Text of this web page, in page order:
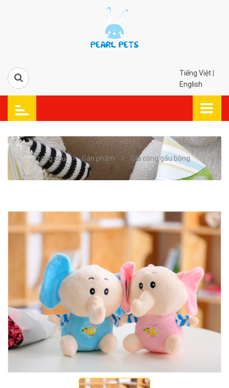
Tiếng Việt
English
Trang chủ Sản phẩm Gia công gấu bông